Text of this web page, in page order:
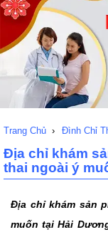
Trang Chủ › Đình Chỉ
Địa chỉ khám
thai ngoài ý
Địa chỉ khám sản
muốn tại Hải